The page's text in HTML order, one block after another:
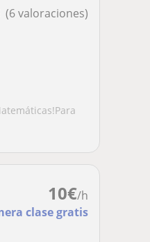
(6 valoraciones)
10€/h
clase gratis